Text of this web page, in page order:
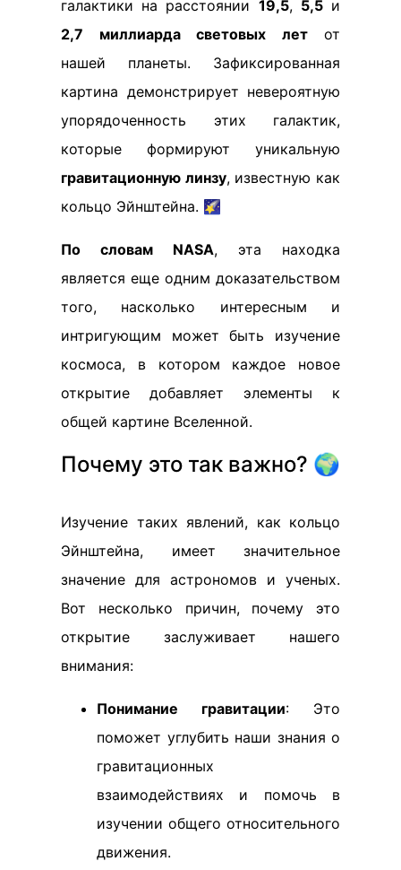
галактики на расстоянии 19,5, 5,5и
2,7 миллиарда световых летот
нашей планеты. Зафиксированная
картина демонстрирует невероятную
упорядоченность этих галактик,
которые формируют уникальную
гравитационную линзу, известную как
кольцо Эйнштейна. 🌠
По словам NASA, эта находка
является еще одним доказательством
того, насколько интересным и
интригующим может быть изучение
космоса, в котором каждое новое
открытие добавляет элементы к
общей картине Вселенной.
Почему это так важно? 🌍
Изучение таких явлений, как кольцо
Эйнштейна, имеет значительное
значение для астрономов и ученых.
Вот несколько причин, почему это
открытие заслуживает нашего
внимания:
Понимание гравитации: Это
поможет углубить наши знания о
гравитационных
взаимодействиях и помочь в
изучении общего относительного
движения.